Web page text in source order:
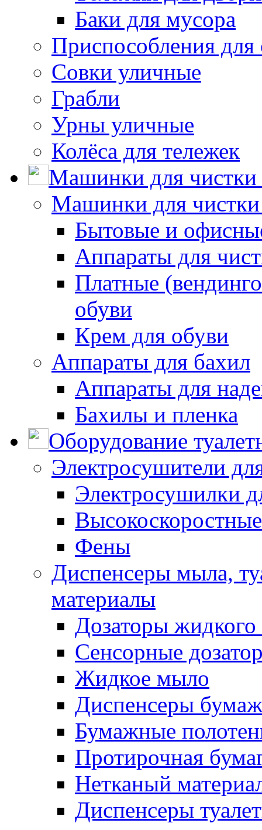
Баки для мусора
Приспособления для
Совки уличные
Грабли
Урны уличные
Колёса для тележек
Машинки для чистки
Машинки для
Бытовые и
Аппараты для
Платные
обуви
Крем для обуви
Аппараты для бахил
Аппараты для
Бахилы и пленка
Оборудование
Электросушители
Электросушилки
Фены
Диспенсеры мыла,
материалы
Дозаторы
Сенсорные
Жидкое мыло
Диспенсеры
Бумажные
Протирочная
Нетканый
Диспенсеры